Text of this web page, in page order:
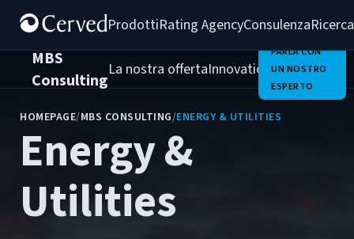
ProdottiRating AgencyConsulenza
MBS
Consulting
La nostra offertaInnovation TeamChi
PARLA CON
UN NOSTRO
ESPERTO
HOMEPAGE/MBS CONSULTING/ENERGY & UTILITIES
Energy &
Utilities